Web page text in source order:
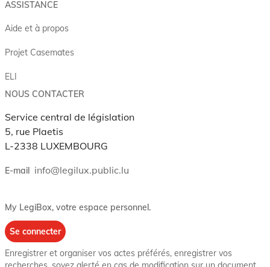
ASSISTANCE
Aide et à propos
Projet Casemates
ELI
NOUS CONTACTER
Service central de législation
5, rue Plaetis
L-2338 LUXEMBOURG
E-mail info@legilux.public.lu
My LegiBox, votre espace personnel.
Se connecter
Enregistrer et organiser vos actes préférés, enregistrer vos